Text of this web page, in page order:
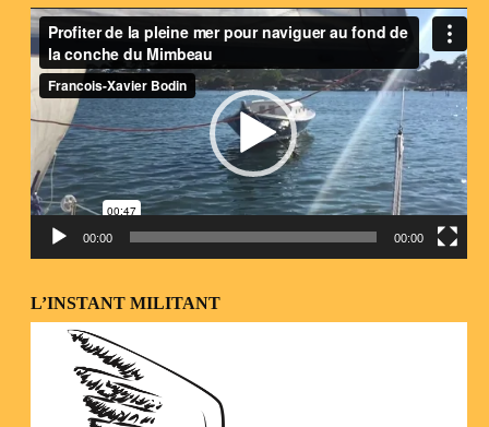
Lecteur
vidéo
00:00 00:00
L’INSTANT MILITANT